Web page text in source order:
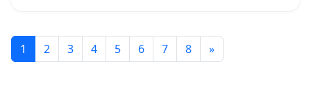
1 2 3 4 5 6 7 8 »